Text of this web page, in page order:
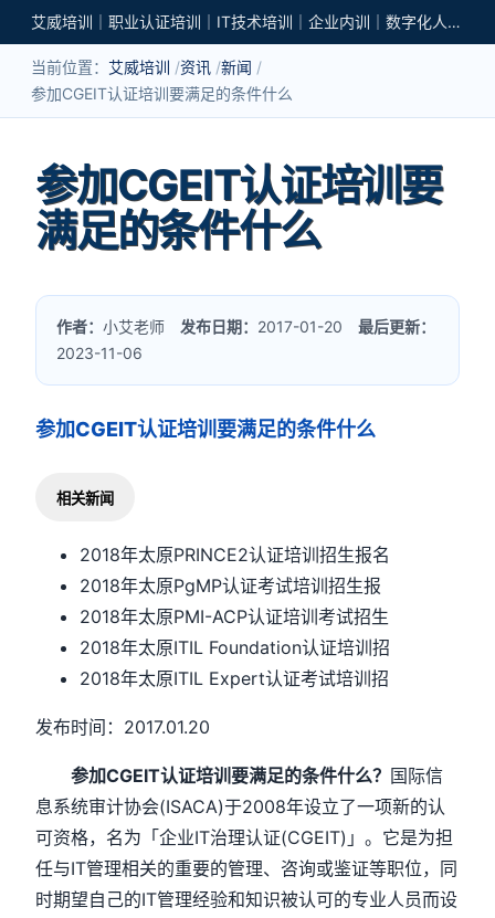
艾威培训｜职业认证培训｜IT技术培训｜企业内训｜数字化人才培养
当前位置： 艾威培训 资讯 新闻
参加CGEIT认证培训要满足的条件什么
参加CGEIT认证培训要
满足的条件什么
作者：小艾老师 发布日期： 2017-01-20最后更新：
2023-11-06
参加CGEIT认证培训要满足的条件什么
相关新闻
2018年太原PRINCE2认证培训招生报名
2018年太原PgMP认证考试培训招生报
2018年太原PMI-ACP认证培训考试招生
2018年太原ITIL Foundation认证培训招
2018年太原ITIL Expert认证考试培训招
发布时间：2017.01.20
参加CGEIT认证培训要满足的条件什么？ 国际信
息系统审计协会(ISACA)于2008年设立了一项新的认
可资格，名为「企业IT治理认证(CGEIT)」。它是为担
任与IT管理相关的重要的管理、咨询或鉴证等职位，同
时期望自己的IT管理经验和知识被认可的专业人员而设